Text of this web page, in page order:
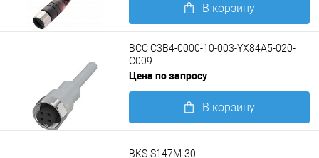
В корзину
Подробнее
BCC C3B4-0000-10-003-YX84A5-020-
C009
Цена по запросу
В корзину
BKS-S147M-30